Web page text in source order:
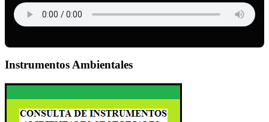
Instrumentos Ambientales